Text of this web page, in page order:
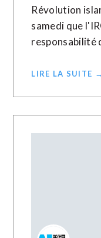
Révolution
samedi que
responsabilité
LIRE LA SUITE →